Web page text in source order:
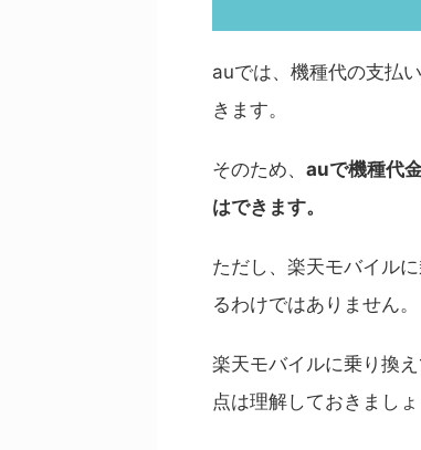
auでは、機種代の支払
きます。
そのため、 auで機種代
はできます。
ただし、楽天モバイル
るわけではありません。
楽天モバイルに乗り換
点は理解しておきましょ